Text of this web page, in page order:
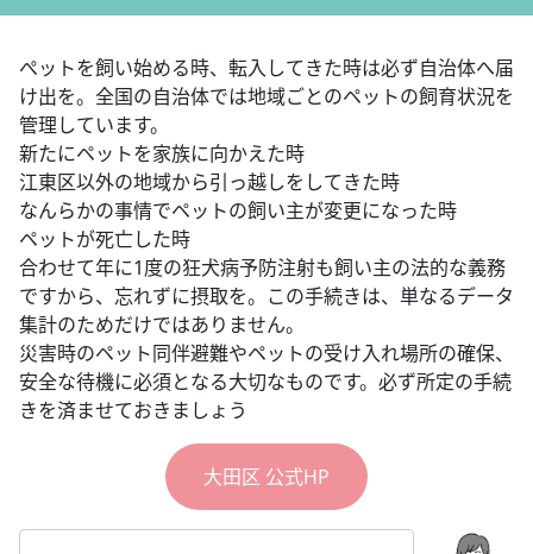
ぺットを飼い始める時、転入してきた時は必ず自治体へ届
け出を。全国の自治体では地域ごとのペットの飼育状況を
管理しています。
新たにペットを家族に向かえた時
江東区以外の地域から引っ越しをしてきた時
なんらかの事情でペットの飼い主が変更になった時
ペットが死亡した時
合わせて年に1度の狂犬病予防注射も飼い主の法的な義務
ですから、忘れずに摂取を。この手続きは、単なるデータ
集計のためだけではありません。
災害時のペット同伴避難やペットの受け入れ場所の確保、
安全な待機に必須となる大切なものです。必ず所定の手続
きを済ませておきましょう
大田区 公式HP